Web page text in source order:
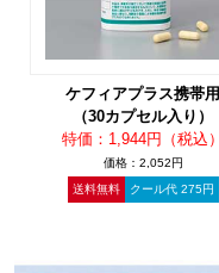
ケフィアプラス携帯用
（30カプセル入り）
特価：1,944円（税込）
価格：2,052円
送料無料
クール代 275円